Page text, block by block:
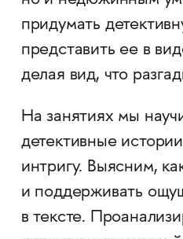
придумать
представить ее в
делая вид, что
На занятиях мы
детективные
интригу. Выясним,
и поддерживать
в тексте.